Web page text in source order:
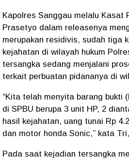
Kapolres Sanggau melalu Kasat
Prasetyo dalam releasenya
merupakan residivis, sudah tiga
kejahatan di wilayah hukum
tersangka sedang menjalani
terkait perbuatan pidananya di
“Kita telah menyita barang bukti
di SPBU berupa 3 unit HP, 2
hasil kejahatan, uang tunai Rp
dan motor honda Sonic,” kata
Pada saat kejadian tersangka